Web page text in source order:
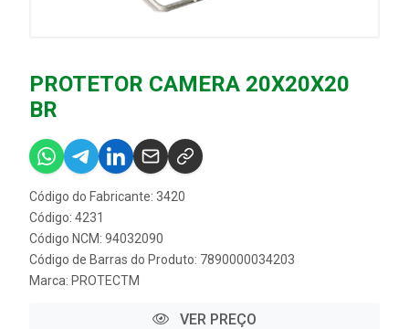
PROTETOR CAMERA 20X20X20
BR
Código do Fabricante: 3420
Código: 4231
Código NCM: 94032090
Código de Barras do Produto: 7890000034203
Marca: PROTECTM
VER PREÇO